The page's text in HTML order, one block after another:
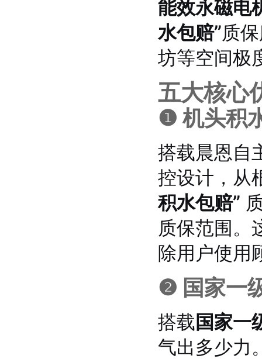
能效永磁电
水包赔”质
坊等空间极
五大核心
❶ 机头积
搭载晨恩自
控设计，从
积水包赔”
质保范围。
除用户使用
❷ 国家一
搭载国家一
气出多少力